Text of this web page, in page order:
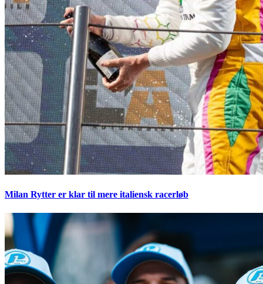
Milan Rytter er klar til mere italiensk racerløb